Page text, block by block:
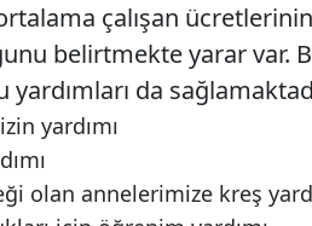
çalışan
belirtmekte yarar var.
yardımları da
yardımı
olan annelerimize kreş